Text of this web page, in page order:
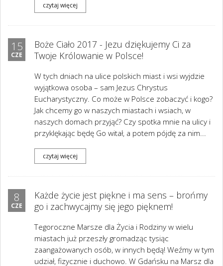
czytaj więcej
15
CZE
Boże Ciało 2017 - Jezu dziękujemy Ci za
Twoje Królowanie w Polsce!
W tych dniach na ulice polskich miast i wsi wyjdzie
wyjątkowa osoba – sam Jezus Chrystus
Eucharystyczny. Co może w Polsce zobaczyć i kogo?
Jak chcemy go w naszych miastach i wsiach, w
naszych domach przyjąć? Czy spotka mnie na ulicy i
przyklękając będę Go witał, a potem pójdę za nim...
czytaj więcej
8
CZE
Każde życie jest piękne i ma sens – brońmy
go i zachwycajmy się jego pięknem!
Tegoroczne Marsze dla Życia i Rodziny w wielu
miastach już przeszły gromadząc tysiąc
zaangażowanych osób, w innych będą! Weźmy w tym
udział, fizycznie i duchowo. W Gdańsku na Marsz dla